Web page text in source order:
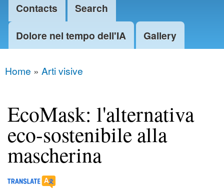
Contacts
Search
Dolore nel tempo dell'IA
Gallery
You are here
Home » Arti visive
EcoMask: l'alternativa
eco-sostenibile alla
mascherina